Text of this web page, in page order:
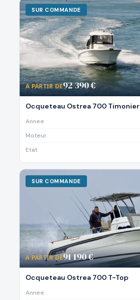
SUR COMMANDE
A PARTIR DE92 390 €
Ocqueteau Ostrea 700 Timonier
Annee
Moteur
Etat
SUR COMMANDE
A PARTIR DE91 190 €
Ocqueteau Ostrea 700 T-Top
Annee